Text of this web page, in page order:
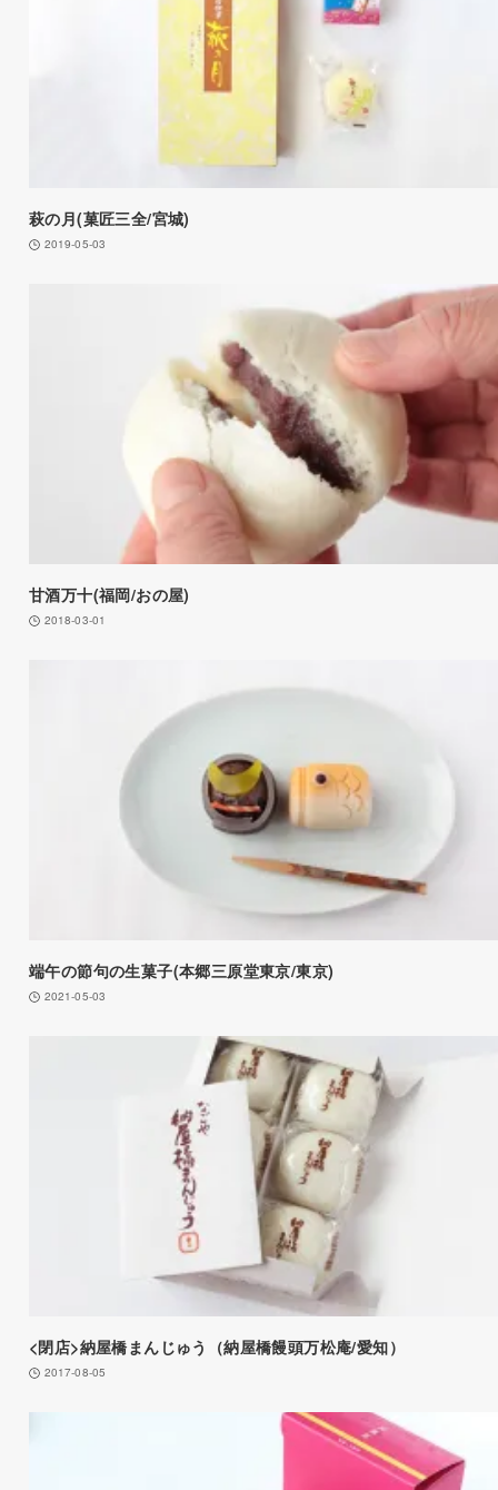
萩の月(菓匠三全/宮城)
2019-05-03
甘酒万十(福岡/おの屋)
2018-03-01
端午の節句の生菓子(本郷三原堂東京/東京)
2021-05-03
<閉店>納屋橋まんじゅう（納屋橋饅頭万松庵/愛知）
2017-08-05